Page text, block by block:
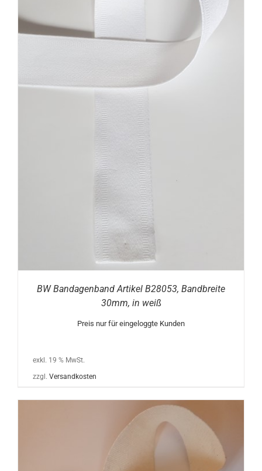
BW Bandagenband Artikel B28053, Bandbreite
30mm, in weiß
Preis nur für eingeloggte Kunden
exkl. 19 % MwSt.
zzgl. Versandkosten